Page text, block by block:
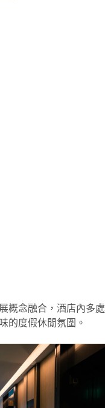
概念融合，酒店內多處
的度假休閒氛圍。